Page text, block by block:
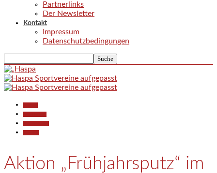
Partnerlinks
Der Newsletter
Kontakt
Impressum
Datenschutzbedingungen
Aktion „Frühjahrsputz“ im